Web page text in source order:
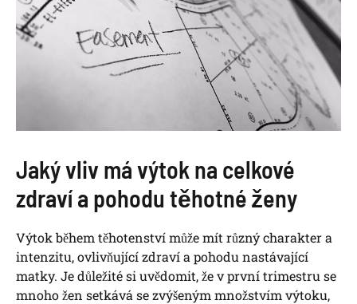
Jaký vliv má výtok na celkové
zdraví a pohodu těhotné ženy
Výtok během těhotenství může mít různý charakter a
intenzitu, ovlivňující zdraví a pohodu nastávající
matky. Je důležité si uvědomit, že v první trimestru se
mnoho žen setkává se zvýšeným množstvím výtoku,